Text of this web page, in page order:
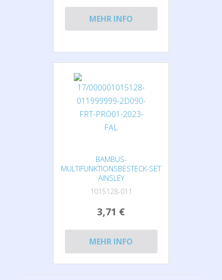
MEHR INFO
BAMBUS-
MULTIFUNKTIONSBESTECK-SET
AINSLEY
1015128-011
3,71 €
MEHR INFO